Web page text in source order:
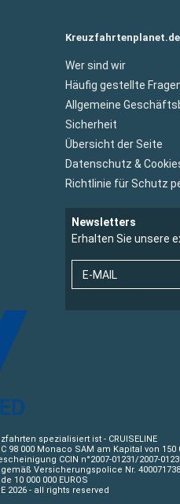
Kreuzfahrtenplanet.de
Wer sind wir
Häufig gestellte
Allgemeine
Sicherheit
Übersicht der Seite
Datenschutz &
Richtlinie für Schutz
Newsletters
Erhalten Sie unsere
E-MAIL
spezialisiert ist - CRUISELINE
98 000 Monaco SAM am Kapital von 150
CCIN n°2007-01231/2007-
Versicherungspolice Nr.
de 10 000 000 EUROS
2026 - all rights reserved